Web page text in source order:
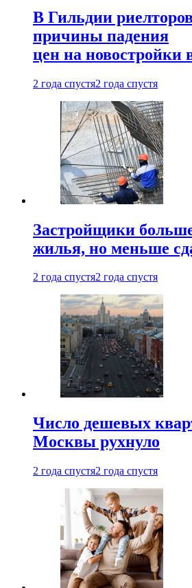
В Гильдии
причины падения
цен на новостройки
2 года спустя2 года спустя
Застройщики
жилья, но меньше
2 года спустя2 года спустя
Число дешевых
Москвы рухнуло
2 года спустя2 года спустя